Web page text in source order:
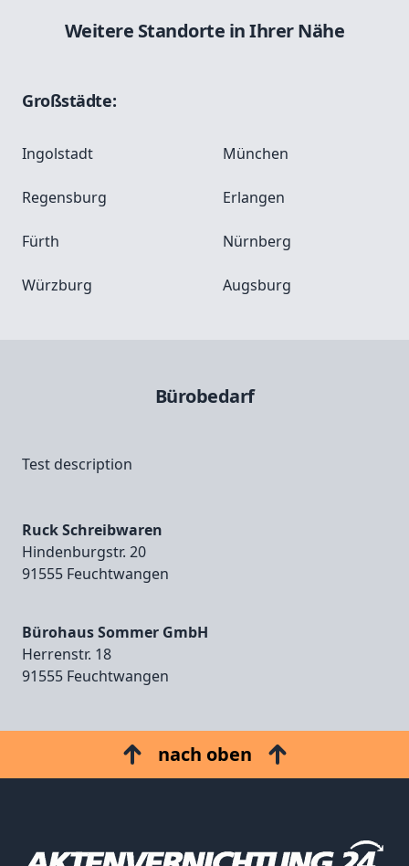
Weitere Standorte in Ihrer Nähe
Großstädte:
Ingolstadt München
Regensburg Erlangen
Fürth Nürnberg
Würzburg Augsburg
Bürobedarf
Test description
Ruck Schreibwaren
Hindenburgstr. 20
91555 Feuchtwangen
Bürohaus Sommer GmbH
Herrenstr. 18
91555 Feuchtwangen
nach oben